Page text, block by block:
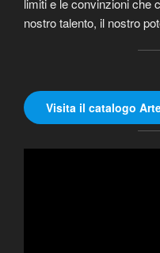
limiti e le convinzioni che
nostro talento, il nostro
Visita il catalogo